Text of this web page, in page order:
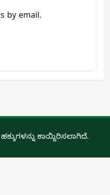
by email.
ಕಾಯ್ದಿರಿಸಲಾಗಿದೆ.